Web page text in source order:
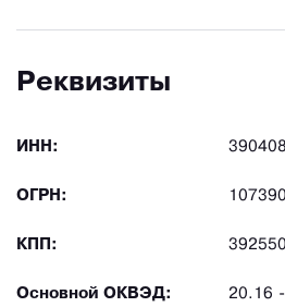
Реквизиты
ИНН:
ОГРН:
КПП:
Основной ОКВЭД:
20.16